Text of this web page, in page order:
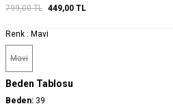
799,00TL 449,00 TL
Renk : Mavi
Mavi
Beden Tablosu
Beden: 39